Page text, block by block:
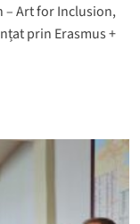
Art for Inclusion,
prin Erasmus +